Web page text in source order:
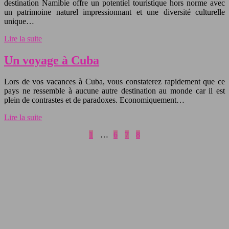
destination Namibie offre un potentiel touristique hors norme avec
un patrimoine naturel impressionnant et une diversité culturelle
unique…
Lire la suite
Un voyage à Cuba
Lors de vos vacances à Cuba, vous constaterez rapidement que ce
pays ne ressemble à aucune autre destination au monde car il est
plein de contrastes et de paradoxes. Economiquement…
Lire la suite
1
… 6 7 8